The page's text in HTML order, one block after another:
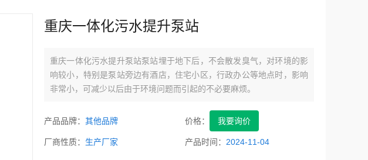
重庆一体化污水提升泵站
重庆一体化污水提升泵站泵站埋于地下后，不会散发臭气，对环境的影
响较小，特别是泵站旁边有酒店，住宅小区，行政办公等地点时，影响
非常小，可减少以后由于环境问题而引起的不必要麻烦。
产品品牌： 其他品牌 价格： 我要询价
厂商性质： 生产厂家 产品时间： 2024-11-04